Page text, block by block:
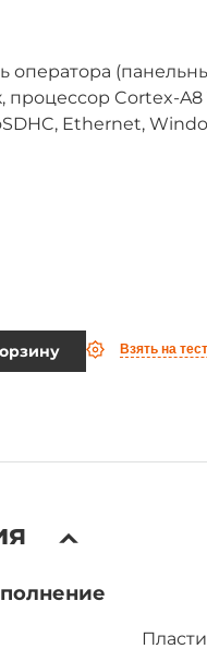
Cortex-A8
Ethernet,
Взять на